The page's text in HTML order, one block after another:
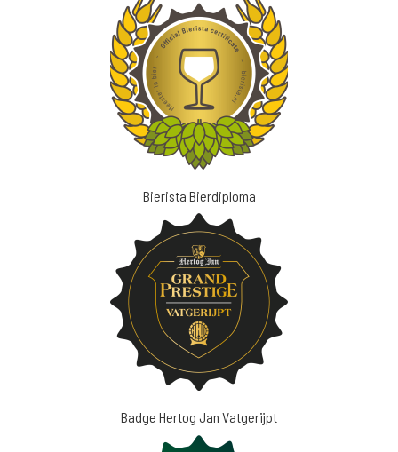
Bierista Bierdiploma
Badge Hertog Jan Vatgerijpt